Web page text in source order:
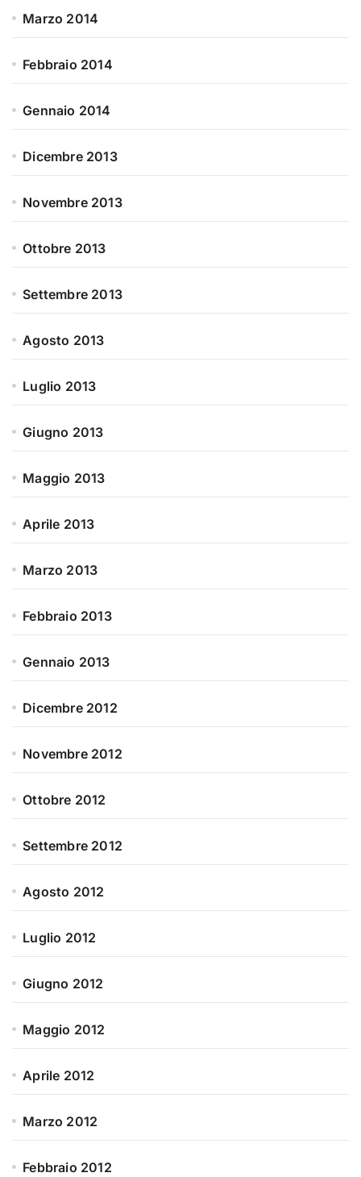
Marzo 2014
Febbraio 2014
Gennaio 2014
Dicembre 2013
Novembre 2013
Ottobre 2013
Settembre 2013
Agosto 2013
Luglio 2013
Giugno 2013
Maggio 2013
Aprile 2013
Marzo 2013
Febbraio 2013
Gennaio 2013
Dicembre 2012
Novembre 2012
Ottobre 2012
Settembre 2012
Agosto 2012
Luglio 2012
Giugno 2012
Maggio 2012
Aprile 2012
Marzo 2012
Febbraio 2012